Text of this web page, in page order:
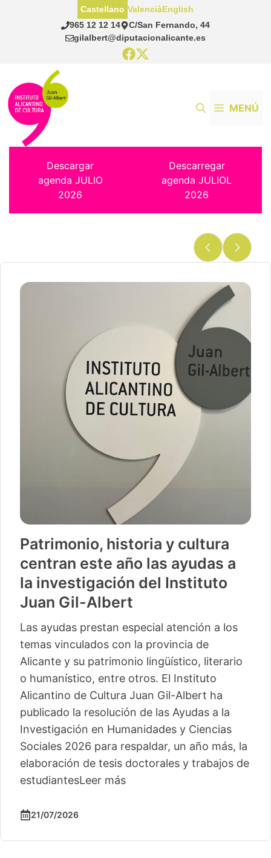
965 12 12 14
C/San Fernando, 44
gilalbert@diputacionalicante.es
Castellano ValenciàEnglish
MENÚ
Descargar
agenda JULIO
2026
Descarregar
agenda JULIOL
2026
Patrimonio, historia y cultura
centran este año las ayudas a
la investigación del Instituto
Juan Gil-Albert
Las ayudas prestan especial atención a los
temas vinculados con la provincia de
Alicante y su patrimonio lingüístico, literario
o humanístico, entre otros. El Instituto
Alicantino de Cultura Juan Gil-Albert ha
publicado la resolución de las Ayudas a la
Investigación en Humanidades y Ciencias
Sociales 2026 para respaldar, un año más, la
elaboración de tesis doctorales y trabajos de
estudiantesLeer más
21/07/2026